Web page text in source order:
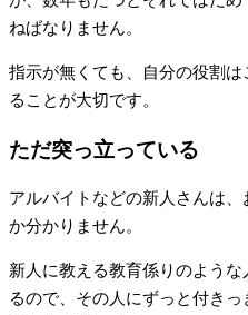
ねばなりません。
指示が無くても、自分の役割
ることが大切です。
ただ突っ立っている
アルバイトなどの新人さんは
か分かりません。
新人に教える教育係りのよう
るので、その人にずっと付き